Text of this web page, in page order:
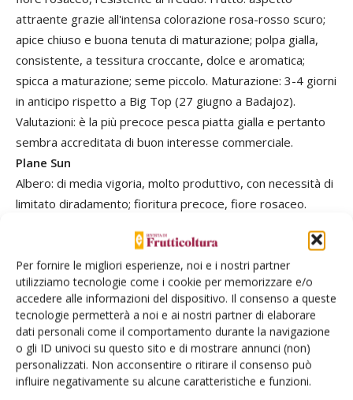
Per fornire le migliori esperienze, noi e i nostri partner
utilizziamo tecnologie come i cookie per memorizzare e/o
accedere alle informazioni del dispositivo. Il consenso a queste
tecnologie permetterà a noi e ai nostri partner di elaborare
dati personali come il comportamento durante la navigazione
o gli ID univoci su questo sito e di mostrare annunci (non)
personalizzati. Non acconsentire o ritirare il consenso può
influire negativamente su alcune caratteristiche e funzioni.
attraente grazie all'intensa colorazione rosa-rosso scuro;
apice chiuso e buona tenuta di maturazione; polpa gialla,
consistente, a tessitura croccante, dolce e aromatica;
spicca a maturazione; seme piccolo. Maturazione: 3-4 giorni
in anticipo rispetto a Big Top (27 giugno a Badajoz).
Valutazioni: è la più precoce pesca piatta gialla e pertanto
sembra accreditata di buon interesse commerciale.
Plane Sun
Albero: di media vigoria, molto produttivo, con necessità di
limitato diradamento; fioritura precoce, fiore rosaceo.
quasi liscia; pezzatura elevata (spessore 4 cm); polpa gialla,
consistente, dolce e aromatica, a bassa acidità, spicca a
maturazione; resistente al “cracking”; seme
particolarmente piccolo. Maturazione: +15gg rispetto a Big
Top (26 giugno a Badajoz). Valutazione: varietà
interessante per la maturazione medio-precoce.
Plane Delicious
Albero: di media vigoria, molto produttivo, con basso costo